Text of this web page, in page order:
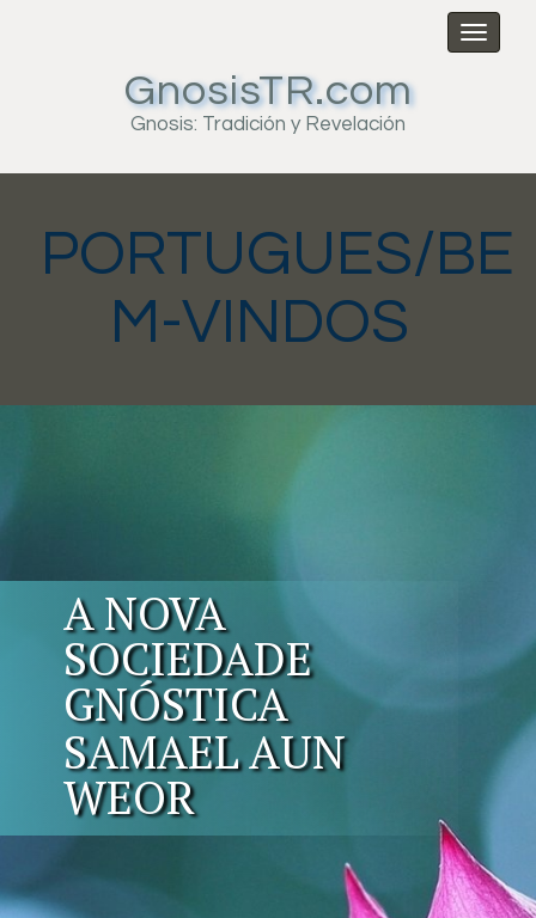
Toggle
GnosisTR.com
Gnosis: Tradición y Revelación
PORTUGUES/BE
M-VINDOS
A NOVA
SOCIEDADE
GNÓSTICA
SAMAEL AUN
WEOR